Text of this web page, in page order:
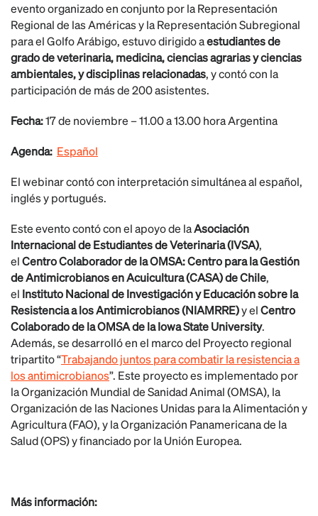
evento organizado en conjunto por la Representación
Regional de las Américas y la Representación Subregional
para el Golfo Arábigo, estuvo dirigido aestudiantes de
grado de veterinaria, medicina, ciencias agrarias y ciencias
ambientales, y disciplinas relacionadas, y contó con la
participación de más de 200 asistentes.
Fecha:17 de noviembre – 11.00 a 13.00 hora Argentina
Agenda: Español
El webinar contó con interpretación simultánea al español,
inglés y portugués.
Este evento contó con el apoyo de laAsociación
Internacional de Estudiantes de Veterinaria (IVSA),
elCentro Colaborador de la OMSA: Centro para la Gestión
de Antimicrobianos en Acuicultura (CASA) de Chile,
el Instituto Nacional de Investigación y Educación sobre la
Resistencia a los Antimicrobianos (NIAMRRE)y elCentro
Colaborado de la OMSA de la Iowa State University.
Además, se desarrolló en el marco del Proyecto regional
tripartito “Trabajando juntos para combatir la resistencia a
los antimicrobianos”. Este proyecto es implementado por
la Organización Mundial de Sanidad Animal (OMSA), la
Organización de las Naciones Unidas para la Alimentación y
Agricultura (FAO), y la Organización Panamericana de la
Salud (OPS) y financiado por la Unión Europea.
Más información: